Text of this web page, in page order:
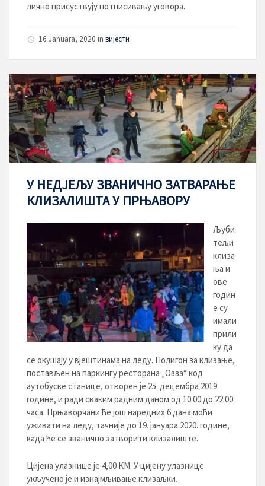
лично присуствују потписивању уговора.
16 Januara, 2020 in вијести
У НЕДЈЕЉУ ЗВАНИЧНО ЗАТВАРАЊЕ
КЛИЗАЛИШТА У ПРЊАВОРУ
Љуби
тељи
клиза
ња и
ове
годин
е су
имали
прили
ку да
се окушају у вјештинама на леду. Полигон за клизање,
постављен на паркингу ресторана „Оаза“ код
аутобуске станице, отворен је 25. децембра 2019.
године, и ради сваким радним даном од 10.00 до 22.00
часа. Прњаворчани ће још наредних 6 дана моћи
уживати на леду, тачније до 19. јануара 2020. године,
када ће се званично затворити клизалиште.
Цијена улазнице је 4,00 КМ. У цијену улазнице
укључено је и изнајмљивање клизаљки.